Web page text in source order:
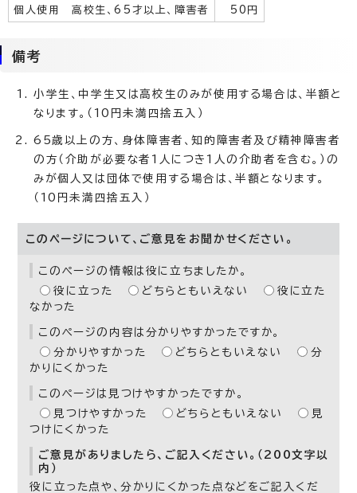
個人使用 高校生、65才以上、障害者 50円
備考
小学生、中学生又は高校生のみが使用する場合は、半額と
なります。（10円未満四捨五入）
65歳以上の方、身体障害者、知的障害者及び精神障害者
の方（介助が必要な者1人につき1人の介助者を含む。）の
みが個人又は団体で使用する場合は、半額となります。
（10円未満四捨五入）
このページについて、ご意見をお聞かせください。
このページの情報は役に立ちましたか。
役に立った
どちらともいえない
役に立た
なかった
このページの内容は分かりやすかったですか。
分かりやすかった
どちらともいえない
分
かりにくかった
このページは見つけやすかったですか。
見つけやすかった
どちらともいえない
見
つけにくかった
ご意見がありましたら、ご記入ください。（200文字以
内）
役に立った点や、分かりにくかった点などをご記入くだ